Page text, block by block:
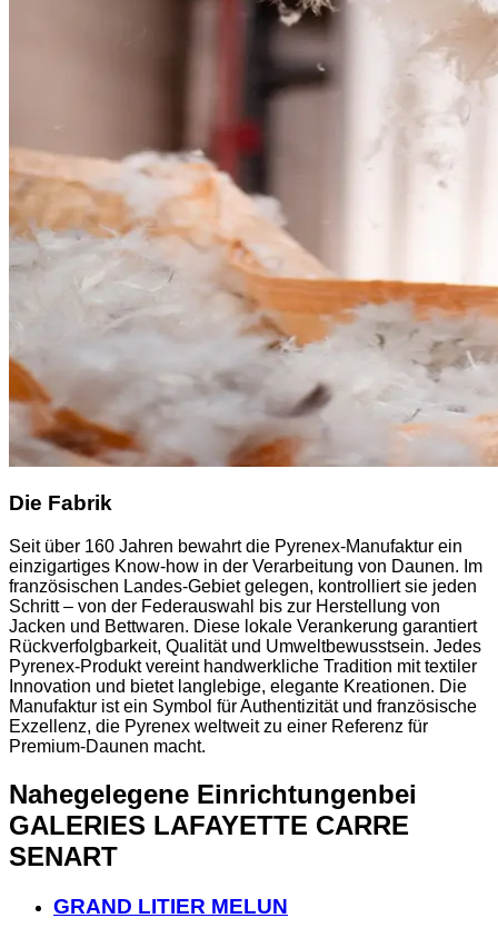
Die Fabrik
Seit über 160 Jahren bewahrt die Pyrenex-Manufaktur ein
einzigartiges Know-how in der Verarbeitung von Daunen. Im
französischen Landes-Gebiet gelegen, kontrolliert sie jeden
Schritt – von der Federauswahl bis zur Herstellung von
Jacken und Bettwaren. Diese lokale Verankerung garantiert
Rückverfolgbarkeit, Qualität und Umweltbewusstsein. Jedes
Pyrenex-Produkt vereint handwerkliche Tradition mit textiler
Innovation und bietet langlebige, elegante Kreationen. Die
Manufaktur ist ein Symbol für Authentizität und französische
Exzellenz, die Pyrenex weltweit zu einer Referenz für
Premium-Daunen macht.
Nahegelegene Einrichtungenbei
GALERIES LAFAYETTE CARRE
SENART
GRAND LITIER MELUN